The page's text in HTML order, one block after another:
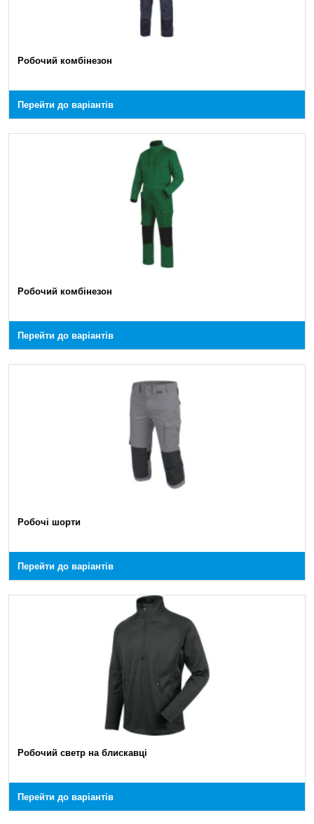
Робочий комбінезон
Перейти до варіантів
Робочий комбінезон
Перейти до варіантів
Робочі шорти
Перейти до варіантів
Робочий светр на блискавці
Перейти до варіантів